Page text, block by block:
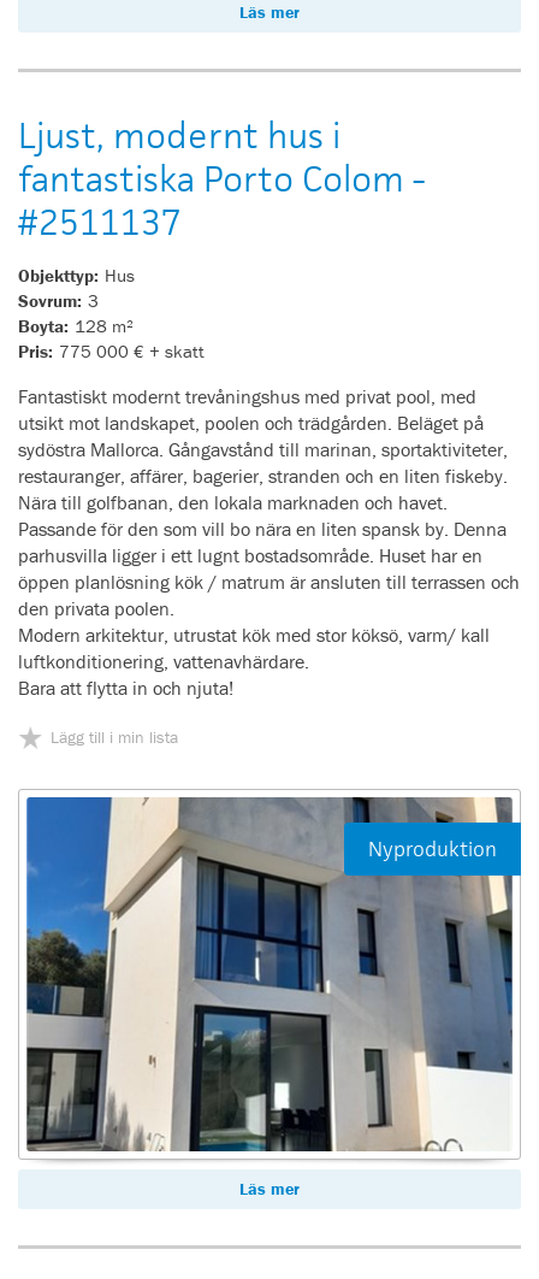
Läs mer
Ljust, modernt hus i
fantastiska Porto Colom -
#2511137
Objekttyp: Hus
Sovrum: 3
Boyta: 128 m²
Pris: 775 000 € + skatt
Fantastiskt modernt trevåningshus med privat pool, med
utsikt mot landskapet, poolen och trädgården. Beläget på
sydöstra Mallorca. Gångavstånd till marinan, sportaktiviteter,
restauranger, affärer, bagerier, stranden och en liten fiskeby.
Nära till golfbanan, den lokala marknaden och havet.
Passande för den som vill bo nära en liten spansk by. Denna
parhusvilla ligger i ett lugnt bostadsområde. Huset har en
öppen planlösning kök / matrum är ansluten till terrassen och
den privata poolen.
Modern arkitektur, utrustat kök med stor köksö, varm/ kall
luftkonditionering, vattenavhärdare.
Bara att flytta in och njuta!
Lägg till i min lista
Läs mer
Nyproduktion